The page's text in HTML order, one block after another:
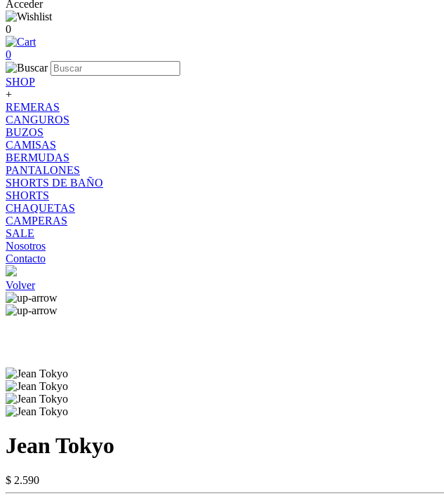
Acceder
0
0
SHOP
+
REMERAS
CANGUROS
BUZOS
CAMISAS
BERMUDAS
PANTALONES
SHORTS DE BAÑO
SHORTS
CHAQUETAS
CAMPERAS
SALE
Nosotros
Contacto
Volver
Jean Tokyo
$ 2.590